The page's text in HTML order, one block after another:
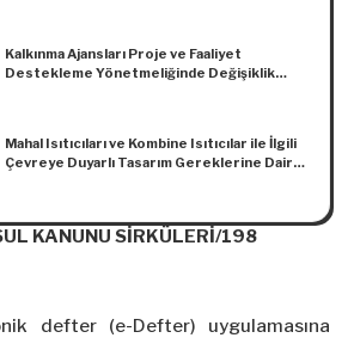
Sayılı Cumhurbaşkanı Kararının Yürürlükten
Kaldırılması Hakkında Karar (Karar Sayısı:
Kalkınma Ajansları Proje ve Faaliyet
Destekleme Yönetmeliğinde Değişiklik
Mahal Isıtıcıları ve Kombine Isıtıcılar ile İlgili
Çevreye Duyarlı Tasarım Gereklerine Dair
KANUNU SİRKÜLERİ/198
defter (e-Defter) uygulamasına